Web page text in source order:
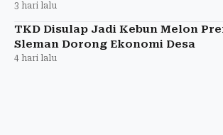
3 hari lalu
TKD Disulap Jadi Kebun Melon
Sleman Dorong Ekonomi Desa
4 hari lalu